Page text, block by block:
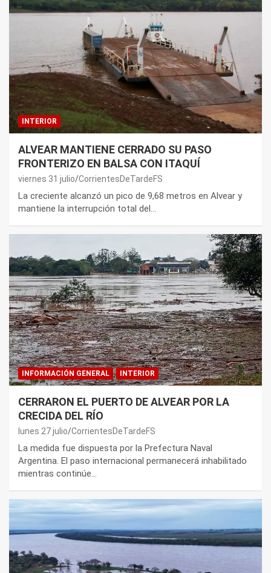
INTERIOR
ALVEAR MANTIENE CERRADO SU PASO
FRONTERIZO EN BALSA CON ITAQUÍ
viernes 31 julio CorrientesDeTardeFS
La creciente alcanzó un pico de 9,68 metros en Alvear y
mantiene la interrupción total del…
INFORMACIÓN GENERAL INTERIOR
CERRARON EL PUERTO DE ALVEAR POR LA
CRECIDA DEL RÍO
lunes 27 julio CorrientesDeTardeFS
La medida fue dispuesta por la Prefectura Naval
Argentina. El paso internacional permanecerá inhabilitado
mientras continúe…